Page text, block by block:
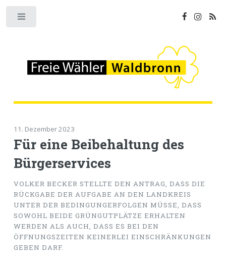
11. Dezember 2023
Für eine Beibehaltung des
Bürgerservices
VOLKER BECKER STELLTE DEN ANTRAG, DASS DIE
RÜCKGABE DER AUFGABE AN DEN LANDKREIS
UNTER DER BEDINGUNGERFOLGEN MÜSSE, DASS
SOWOHL BEIDE GRÜNGUTPLÄTZE ERHALTEN
WERDEN ALS AUCH, DASS ES BEI DEN
ÖFFNUNGSZEITEN KEINERLEI EINSCHRÄNKUNGEN
GEBEN DARF.